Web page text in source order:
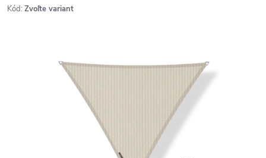
Kód: Zvoľte variant